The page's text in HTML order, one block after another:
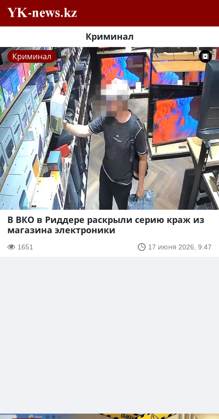
Криминал
Криминал
В ВКО в Риддере раскрыли серию краж из
магазина электроники
1651 17 июня 2026, 9:47